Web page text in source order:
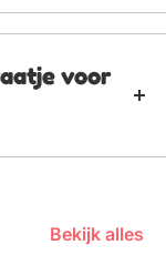
Dat kan! Klik
toe!
voor
Bekijk alles